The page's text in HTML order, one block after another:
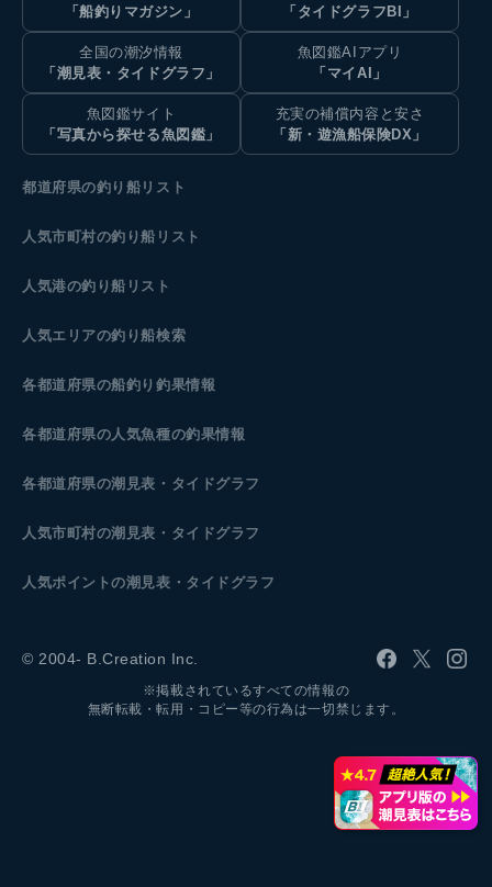
「船釣りマガジン」
「タイドグラフBI」
全国の潮汐情報
「潮見表・タイドグラフ」
魚図鑑AIアプリ
「マイAI」
魚図鑑サイト
「写真から探せる魚図鑑」
充実の補償内容と安さ
「新・遊漁船保険DX」
都道府県の釣り船リスト
人気市町村の釣り船リスト
人気港の釣り船リスト
人気エリアの釣り船検索
各都道府県の船釣り釣果情報
各都道府県の人気魚種の釣果情報
各都道府県の潮見表 ・タイドグラフ
人気市町村の潮見表・タイドグラフ
人気ポイントの潮見表・タイドグラフ
© 2004- B.Creation Inc.
※掲載されているすべての情報の
無断転載・転用・コピー等の行為は一切禁じます。